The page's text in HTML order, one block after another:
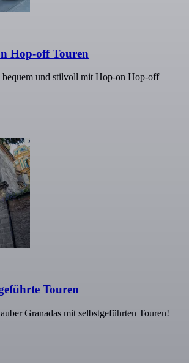
Hop-off Touren
bequem und stilvoll mit Hop-on Hop-off
Touren
Granadas mit selbstgeführten Touren!